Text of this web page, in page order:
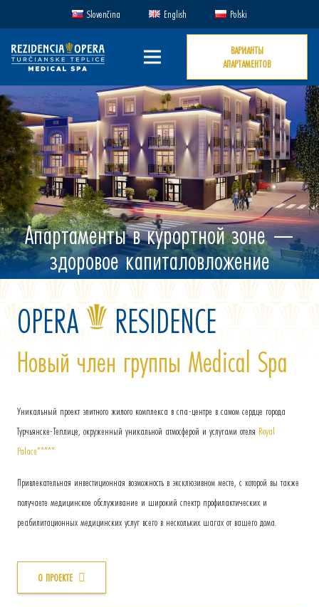
Slovenčina English Polski
ВАРИАНТЫ
АПАРТАМЕНТОВ
Апартаменты в курортной зоне —
здоровое капиталовложение
OPERA RESIDENCE
Новый член группы Medical Spa
Уникальный проект элитного жилого комплекса в спа-центре в самом сердце города
Турчьянске-Теплице, окруженный уникальной атмосферой и услугами отеля Royal
Palace*****
Привлекательная инвестиционная возможность в эксклюзивном месте, с которой вы также
получаете медицинское обслуживание и широкий спектр профилактических и
реабилитационных медицинских услуг всего в нескольких шагах от вашего дома.
O ПРОЕКТЕ